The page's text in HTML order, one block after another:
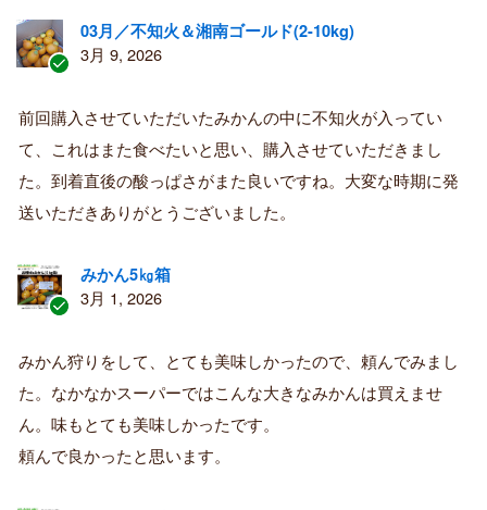
証
済
み
購
者
03月／不知火＆湘南ゴールド(2-10kg)
3月 9, 2026
前回購入させていただいたみかんの中に不知火が入ってい
て、これはまた食べたいと思い、購入させていただきまし
た。到着直後の酸っぱさがまた良いですね。大変な時期に発
送いただきありがとうございました。
証
済
み
購
者
みかん5㎏箱
3月 1, 2026
みかん狩りをして、とても美味しかったので、頼んでみまし
た。なかなかスーパーではこんな大きなみかんは買えませ
ん。味もとても美味しかったです。
頼んで良かったと思います。